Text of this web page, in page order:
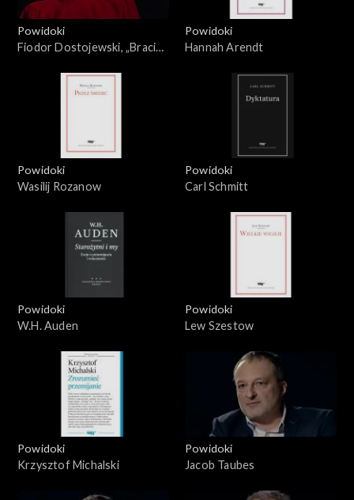
Powidoki
Fiodor Dostojewski, „Bracia
Powidoki
Hannah Arendt
Powidoki
Wasilij Rozanow
Powidoki
Carl Schmitt
Powidoki
W.H. Auden
Powidoki
Lew Szestow
Powidoki
Krzysztof Michalski
Powidoki
Jacob Taubes